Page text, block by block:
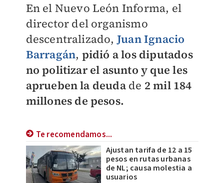
En el Nuevo León Informa, el
director del organismo
descentralizado, Juan Ignacio
Barragán, pidió a los diputados
no politizar el asunto y que les
aprueben la deudade 2 mil 184
millones de pesos.
Te recomendamos...
Ajustan tarifa de 12 a 15
pesos en rutas urbanas
de NL; causa molestia a
usuarios